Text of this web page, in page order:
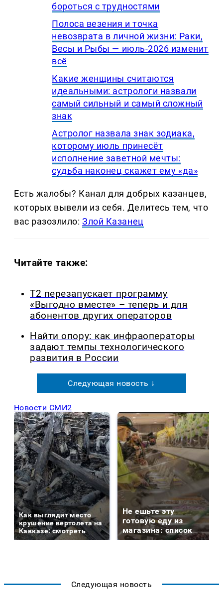
бороться с трудностями
Полоса везения и точка
невозврата в личной жизни: Раки,
Весы и Рыбы — июль-2026 изменит
всё
Какие женщины считаются
идеальными: астрологи назвали
самый сильный и самый сложный
знак
Астролог назвала знак зодиака,
которому июль принесёт
исполнение заветной мечты:
судьба наконец скажет ему «да»
Есть жалобы? Канал для добрых казанцев,
которых вывели из себя. Делитеcь тем, что
вас разозлило:Злой Казанец
Читайте также:
Т2 перезапускает программу
«Выгодно вместе» – теперь и для
абонентов других операторов
Найти опору: как инфраоператоры
задают темпы технологического
развития в России
Следующая новость ↓
Новости СМИ2
Как выглядит место
крушение вертолета на
Кавказе: смотреть
Не ешьте эту
готовую еду из
магазина: список
Следующая новость